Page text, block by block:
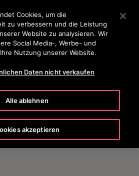
um zum Hauptinhalt zu
SUCHEN
Cookies, um die
zu verbessern und die Leistung
Website zu analysieren. Wir
Social Media-, Werbe- und
Nutzung unserer Website.
Daten nicht verkaufen
Alle ablehnen
akzeptieren